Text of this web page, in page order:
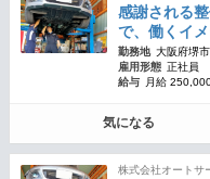
感謝される
で、働くイ
勤務地 大阪府堺市
雇用形態 正社員
給与
月給
気になる
株式会社オートサ